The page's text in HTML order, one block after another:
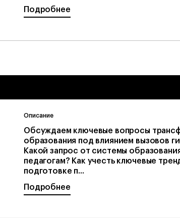
Подробнее
Описание
Обсуждаем ключевые вопросы
образования под влиянием вызовов
Какой запрос от системы
педагогам? Как учесть ключевые
подготовке п...
Подробнее